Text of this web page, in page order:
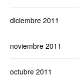
diciembre 2011
noviembre 2011
octubre 2011